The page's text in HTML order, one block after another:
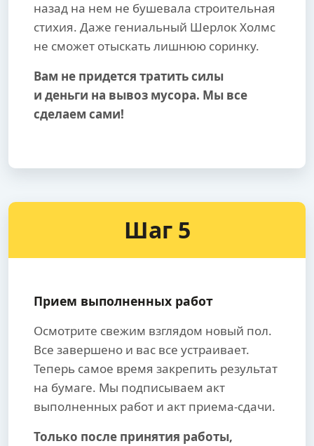
назад на нем не бушевала строительная
стихия. Даже гениальный Шерлок Холмс
не сможет отыскать лишнюю соринку.
Вам не придется тратить силы
и деньги на вывоз мусора. Мы все
сделаем сами!
Шаг 5
Прием выполненных работ
Осмотрите свежим взглядом новый пол.
Все завершено и вас все устраивает.
Теперь самое время закрепить результат
на бумаге. Мы подписываем акт
выполненных работ и акт приема-сдачи.
Только после принятия работы,